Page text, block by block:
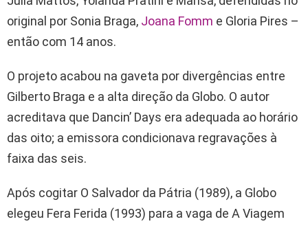
original por Sonia Braga, Joana Fomm e Gloria Pires –
então com 14 anos.
O projeto acabou na gaveta por divergências entre
Gilberto Braga e a alta direção da Globo. O autor
acreditava que Dancin’ Days era adequada ao horário
das oito; a emissora condicionava regravações à
faixa das seis.
Após cogitar O Salvador da Pátria (1989), a Globo
elegeu Fera Ferida (1993) para a vaga de A Viagem